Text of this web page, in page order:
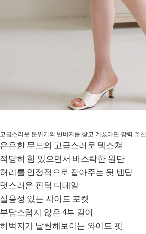
고급스러운 분위기의 반바지를 찾고 계셨다면 강력 추천
은은한 무드의 고급스러운 텍스쳐
적당히 힘 있으면서 바스락한 원단
허리를 안정적으로 잡아주는 뒷 밴딩
멋스러운 핀턱 디테일
실용성 있는 사이드 포켓
부담스럽지 않은 4부 길이
허벅지가 날씬해보이는 와이드 핏